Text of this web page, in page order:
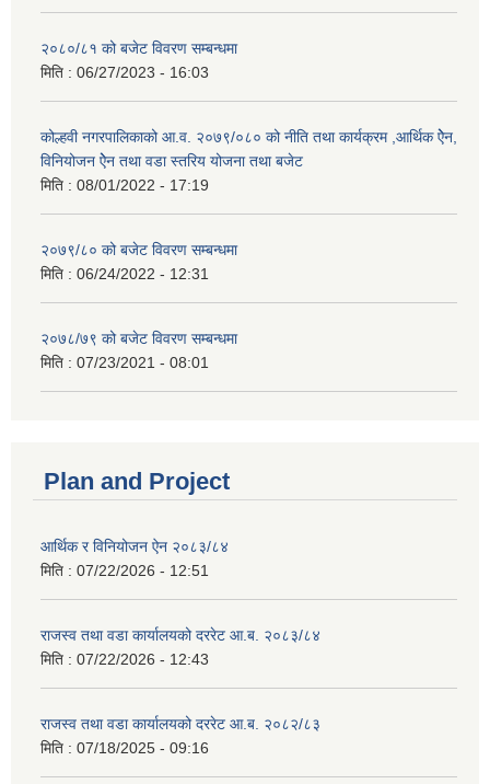
२०८०/८१ को बजेट विवरण सम्बन्धमा
मिति : 06/27/2023 - 16:03
कोल्हवी नगरपालिकाको आ.व. २०७९/०८० को नीति तथा कार्यक्रम ,आर्थिक ऐेन,
विनियोजन ऐेन तथा वडा स्तरिय योजना तथा बजेट
मिति : 08/01/2022 - 17:19
२०७९/८० को बजेट विवरण सम्बन्धमा
मिति : 06/24/2022 - 12:31
२०७८/७९ को बजेट विवरण सम्बन्धमा
मिति : 07/23/2021 - 08:01
Plan and Project
आर्थिक र विनियोजन ऐन २०८३/८४
मिति : 07/22/2026 - 12:51
राजस्व तथा वडा कार्यालयको दररेट आ.ब. २०८३/८४
मिति : 07/22/2026 - 12:43
राजस्व तथा वडा कार्यालयको दररेट आ.ब. २०८२/८३
मिति : 07/18/2025 - 09:16